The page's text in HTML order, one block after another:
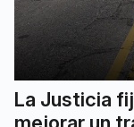
La Justicia